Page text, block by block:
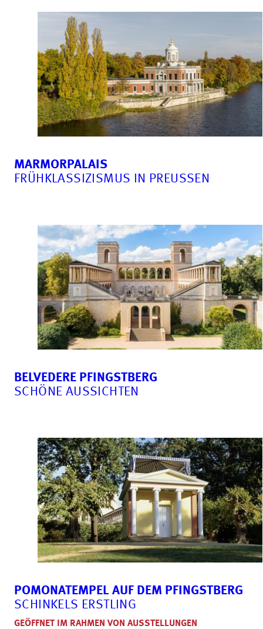
MARMORPALAIS
FRÜHKLASSIZISMUS IN PREUSSEN
BELVEDERE PFINGSTBERG
SCHÖNE AUSSICHTEN
POMONATEMPEL AUF DEM PFINGSTBERG
SCHINKELS ERSTLING
GEÖFFNET IM RAHMEN VON AUSSTELLUNGEN